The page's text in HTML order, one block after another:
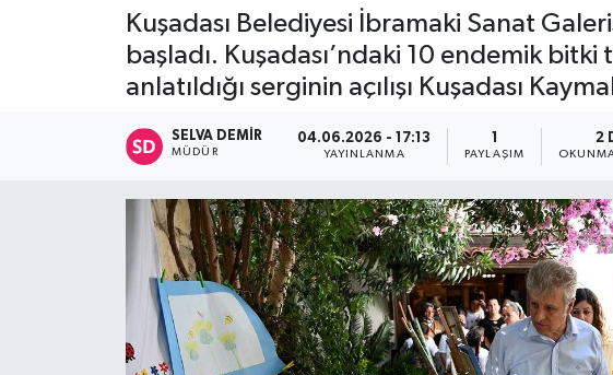
Kuşadası Belediyesi İbramaki Sanat
başladı. Kuşadası’ndaki 10 endemik
anlatıldığı serginin açılışı Kuşadası
SELVA DEMIR
MÜDÜR
04.06.2026 - 17:13
YAYINLANMA PAYLAŞIM
2